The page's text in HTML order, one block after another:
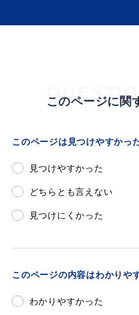
ごみ・リサイクル
各種相談窓口
公共施設
このページに関
このページは見つけやすかっ
見つけやすかった
どちらとも言えない
見つけにくかった
このページの内容はわかりや
わかりやすかった